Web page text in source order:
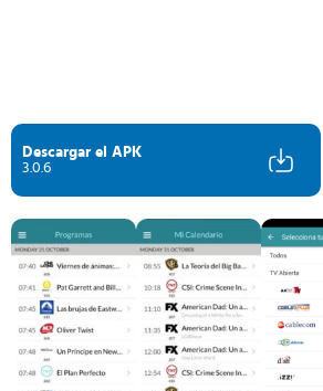
Descargar el APK
3.0.6